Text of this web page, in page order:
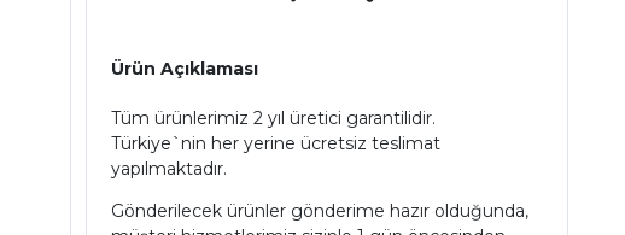
Ürün Açıklaması
Tüm ürünlerimiz 2 yıl üretici garantilidir.
Türkiye`nin her yerine ücretsiz teslimat
yapılmaktadır.
Gönderilecek ürünler gönderime hazır olduğunda,